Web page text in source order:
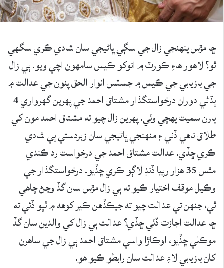
ڇا مڙس پنهنجي زال جي سڳي ڀاڻيجي سان شادي ڪري سگهي
ٿو؟ لاهور هاءِ ڪورٽ ۾ انوکو ڪيس سامهون اچي ويو. ٻي زال
جي بازيابي جي ڪيس ۾ جسٽس انوار الحق پنون جي عدالت ۾
ٻڌڻي دوران درخواستگذار مشتاق احمد جي پهرين گهرواري 4
ٻارن سميت پهچي وئي. پهرين زال چيو ته مشتاق احمد مون کي
طلاق ناهي ڏني ۽ منهنجي ڀاڻيجي سان زبردستي ٻي شادي
ڪري ڇڏي. عدالت مشتاق احمد جي درخواست رد ڪندي
مٿس 35 هزار رپيا ڏنڊ لاڳو ڪري ڇڏيو. درخواستگذار جي
وڪيل موقف اختيار ڪيو ته ٻي زال مڙس سان گڏ وڃڻ چاهي
ٿي، جنهن تي عدالت چيو ته جيڪڏهن ڪير کوهه ۾ ٽپو ڏئي ته
ڇا عدالت اجازت ڏئي ڇڏي؟ عدالت ٻي زال کي والدين سان گڏ
موڪلي ڇڏيو، اوڪاڙا واسي مشتاق احمد ٻي زال جي ساهرن
کان بازيابي لاءِ عدالت سان رابطو ڪيو هو.